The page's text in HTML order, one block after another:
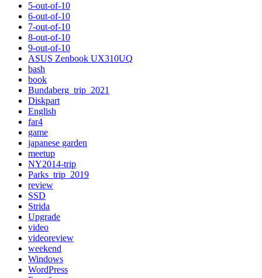
5-out-of-10
6-out-of-10
7-out-of-10
8-out-of-10
9-out-of-10
ASUS Zenbook UX310UQ
bash
book
Bundaberg_trip_2021
Diskpart
English
far4
game
japanese garden
meetup
NY2014-trip
Parks_trip_2019
review
SSD
Strida
Upgrade
video
videoreview
weekend
Windows
WordPress